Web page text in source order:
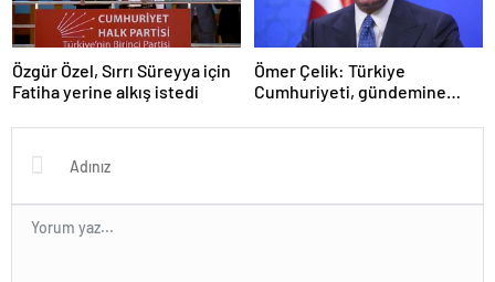
Özgür Özel, Sırrı Süreyya için
Fatiha yerine alkış istedi
Ömer Çelik: Türkiye
Cumhuriyeti, gündemine